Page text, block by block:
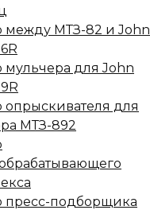
между МТЗ-82 и John
мульчера для John
опрыскивателя для
МТЗ-892
пресс-подборщика